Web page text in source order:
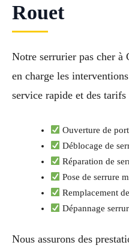
Rouet
Notre serrurier pas cher à
en charge les
service rapide et des
Ouverture de
Déblocage de
Réparation de
Pose de serrure
Remplacement
Dépannage
Nous assurons des